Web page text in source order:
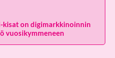
kisat on digimarkkinoinnin
vuosikymmeneen